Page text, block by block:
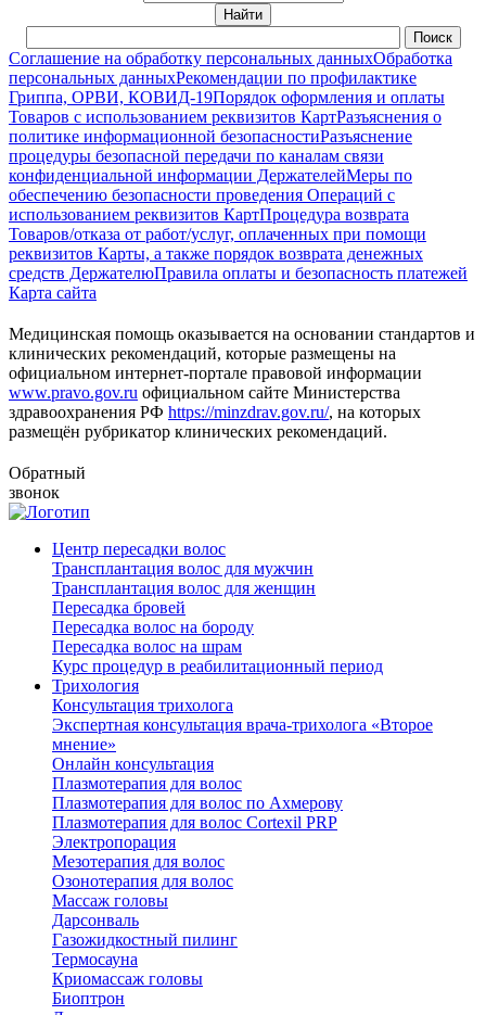
Соглашение на обработку персональных данныхОбработка
персональных данныхРекомендации по профилактике
Гриппа, ОРВИ, КОВИД-19Порядок оформления и оплаты
Товаров с использованием реквизитов КартРазъяснения о
политике информационной безопасностиРазъяснение
процедуры безопасной передачи по каналам связи
конфиденциальной информации ДержателейМеры по
обеспечению безопасности проведения Операций с
использованием реквизитов КартПроцедура возврата
Товаров/отказа от работ/услуг, оплаченных при помощи
реквизитов Карты, а также порядок возврата денежных
средств ДержателюПравила оплаты и безопасность платежей
Карта сайта
Медицинская помощь оказывается на основании стандартов и
клинических рекомендаций, которые размещены на
официальном интернет-портале правовой информации
www.pravo.gov.ru официальном сайте Министерства
здравоохранения РФ https://minzdrav.gov.ru/, на которых
размещён рубрикатор клинических рекомендаций.
Обратный
звонок
Центр пересадки волос
Трансплантация волос для мужчин
Трансплантация волос для женщин
Пересадка бровей
Пересадка волос на бороду
Пересадка волос на шрам
Курс процедур в реабилитационный период
Трихология
Консультация трихолога
Экспертная консультация врача-трихолога «Второе
мнение»
Онлайн консультация
Плазмотерапия для волос
Плазмотерапия для волос по Ахмерову
Плазмотерапия для волос Cortexil PRP
Электропорация
Мезотерапия для волос
Озонотерапия для волос
Массаж головы
Дарсонваль
Газожидкостный пилинг
Термосауна
Криомассаж головы
Биоптрон